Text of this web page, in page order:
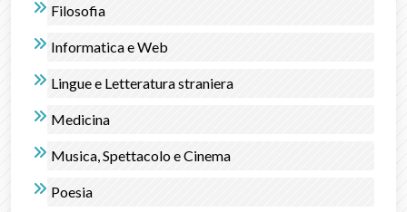
Filosofia
Informatica e Web
Lingue e Letteratura straniera
Medicina
Musica, Spettacolo e Cinema
Poesia